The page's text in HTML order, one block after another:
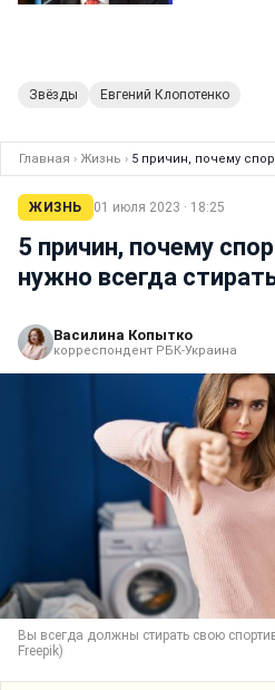
Звёзды Евгений Клопотенко
Главная › Жизнь › 5 причин, почему
ЖИЗНЬ 01 июля 2023 · 18:25
5 причин, почему
нужно всегда
Василина Копытко
корреспондент РБК-Украина
Вы всегда должны стирать свою
Freepik)